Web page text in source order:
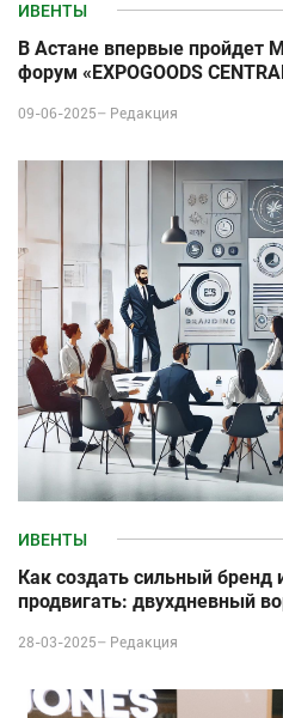
ИВЕНТЫ
В Астане впервые пройдет
форум «EXPOGOODS
09-06-2025– Редакция
ИВЕНТЫ
Как создать сильный бренд
продвигать: двухдневный
28-03-2025– Редакция